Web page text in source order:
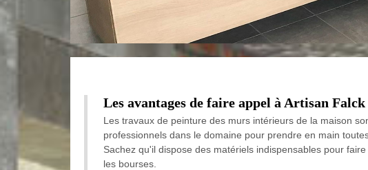
Les avantages de faire appel à Artisan
Les travaux de peinture des murs intérieurs de la maison
professionnels dans le domaine pour prendre en main
Sachez qu'il dispose des matériels indispensables pour
les bourses.